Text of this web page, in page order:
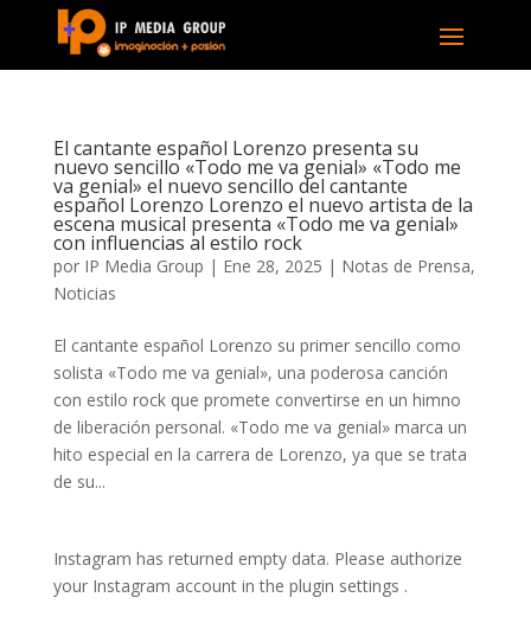
El cantante español Lorenzo presenta su
nuevo sencillo «Todo me va genial» «Todo me
va genial» el nuevo sencillo del cantante
español Lorenzo Lorenzo el nuevo artista de la
escena musical presenta «Todo me va genial»
con influencias al estilo rock
por IP Media Group | Ene 28, 2025 | Notas de Prensa,
Noticias
El cantante español Lorenzo su primer sencillo como
solista «Todo me va genial», una poderosa canción
con estilo rock que promete convertirse en un himno
de liberación personal. «Todo me va genial» marca un
hito especial en la carrera de Lorenzo, ya que se trata
de su...
Instagram has returned empty data. Please authorize
your Instagram account in the plugin settings .